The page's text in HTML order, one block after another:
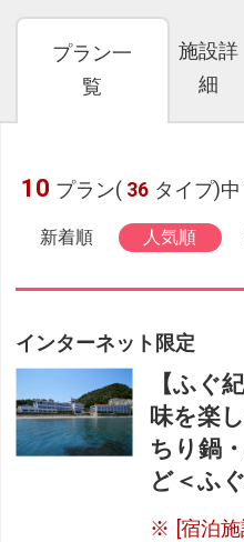
プラン一
覧
施設詳
細
10 プラン( 36 タイプ)
新着順 人気順
インターネット限定
【ふぐ
味を楽
ちり鍋
ど＜ふ
[宿泊